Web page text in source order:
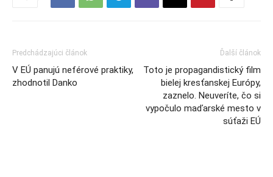
Predchádzajúci článok
V EÚ panujú neférové praktiky,
zhodnotil Danko
Ďalší článok
Toto je propagandistický film
bielej kresťanskej Európy,
zaznelo. Neuveríte, čo si
vypočulo maďarské mesto v
súťaži EÚ